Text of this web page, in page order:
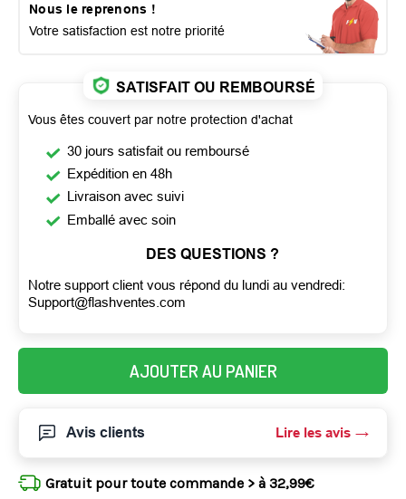
Nous le reprenons !
Votre satisfaction est notre priorité
SATISFAIT OU REMBOURSÉ
Vous êtes couvert par notre protection d'achat
30 jours satisfait ou remboursé
Expédition en 48h
Livraison avec suivi
Emballé avec soin
DES QUESTIONS ?
Notre support client vous répond du lundi au vendredi:
Support@flashventes.com
AJOUTER AU PANIER
Avis clients Lire les avis
Gratuit pour toute commande > à 32,99€